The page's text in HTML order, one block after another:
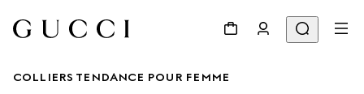
COLLIERS TENDANCE POUR FEMME